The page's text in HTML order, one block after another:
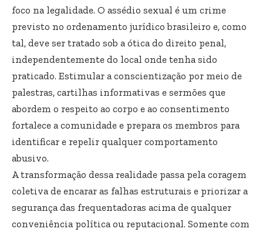
foco na legalidade. O assédio sexual é um crime
previsto no ordenamento jurídico brasileiro e, como
tal, deve ser tratado sob a ótica do direito penal,
independentemente do local onde tenha sido
praticado. Estimular a conscientização por meio de
palestras, cartilhas informativas e sermões que
abordem o respeito ao corpo e ao consentimento
fortalece a comunidade e prepara os membros para
identificar e repelir qualquer comportamento
abusivo.
A transformação dessa realidade passa pela coragem
coletiva de encarar as falhas estruturais e priorizar a
segurança das frequentadoras acima de qualquer
conveniência política ou reputacional. Somente com